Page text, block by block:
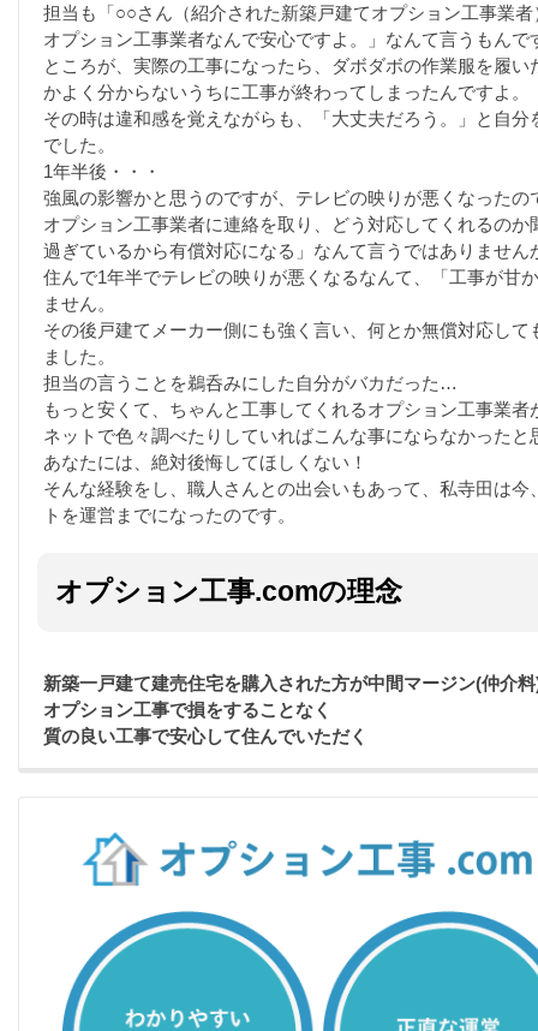
担当も「○○さん（紹介された新築戸建てオプション工事業
オプション工事業者なんで安心ですよ。」なんて言うもん
ところが、実際の工事になったら、ダボダボの作業服を履
かよく分からないうちに工事が終わってしまったんですよ。
その時は違和感を覚えながらも、「大丈夫だろう。」と自
でした。
1年半後・・・
強風の影響かと思うのですが、テレビの映りが悪くなったの
オプション工事業者に連絡を取り、どう対応してくれるの
過ぎているから有償対応になる」なんて言うではありません
住んで1年半でテレビの映りが悪くなるなんて、「工事が甘
ません。
その後戸建てメーカー側にも強く言い、何とか無償対応し
ました。
担当の言うことを鵜呑みにした自分がバカだった…
もっと安くて、ちゃんと工事してくれるオプション工事業
ネットで色々調べたりしていればこんな事にならなかった
あなたには、絶対後悔してほしくない！
そんな経験をし、職人さんとの出会いもあって、私寺田は
トを運営までになったのです。
オプション工事.comの理念
新築一戸建て建売住宅を購入された方が中間マージン(仲介
オプション工事で損をすることなく
質の良い工事で安心して住んでいただく